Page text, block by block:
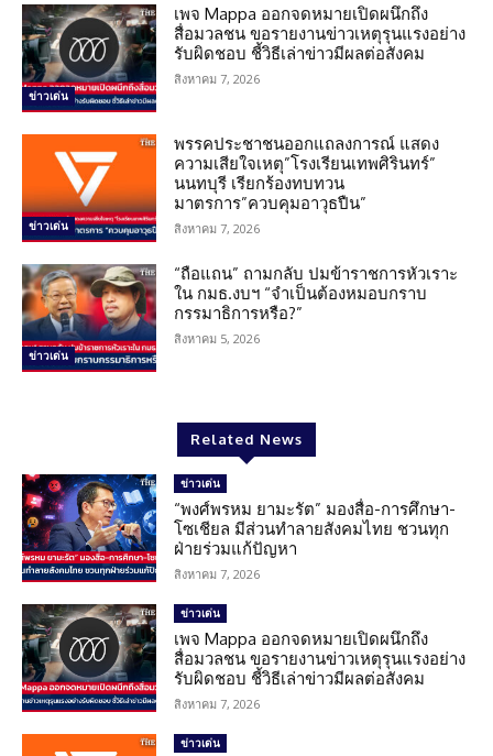
ข่าวเด่น
เพจ Mappa ออกจดหมายเปิดผนึกถึง
สื่อมวลชน ขอรายงานข่าวเหตุรุนแรงอย่าง
รับผิดชอบ ชี้วิธีเล่าข่าวมีผลต่อสังคม
สิงหาคม 7, 2026
ข่าวเด่น
พรรคประชาชนออกแถลงการณ์ แสดง
ความเสียใจเหตุ”โรงเรียนเทพศิรินทร์”
นนทบุรี เรียกร้องทบทวน
มาตรการ”ควบคุมอาวุธปืน”
สิงหาคม 7, 2026
ข่าวเด่น
“ถือแถน” ถามกลับ ปมข้าราชการหัวเราะ
ใน กมธ.งบฯ “จำเป็นต้องหมอบกราบ
กรรมาธิการหรือ?”
สิงหาคม 5, 2026
Related News
ข่าวเด่น
“พงศ์พรหม ยามะรัต” มองสื่อ-การศึกษา-
โซเชียล มีส่วนทำลายสังคมไทย ชวนทุก
ฝ่ายร่วมแก้ปัญหา
สิงหาคม 7, 2026
ข่าวเด่น
เพจ Mappa ออกจดหมายเปิดผนึกถึง
สื่อมวลชน ขอรายงานข่าวเหตุรุนแรงอย่าง
รับผิดชอบ ชี้วิธีเล่าข่าวมีผลต่อสังคม
สิงหาคม 7, 2026
ข่าวเด่น